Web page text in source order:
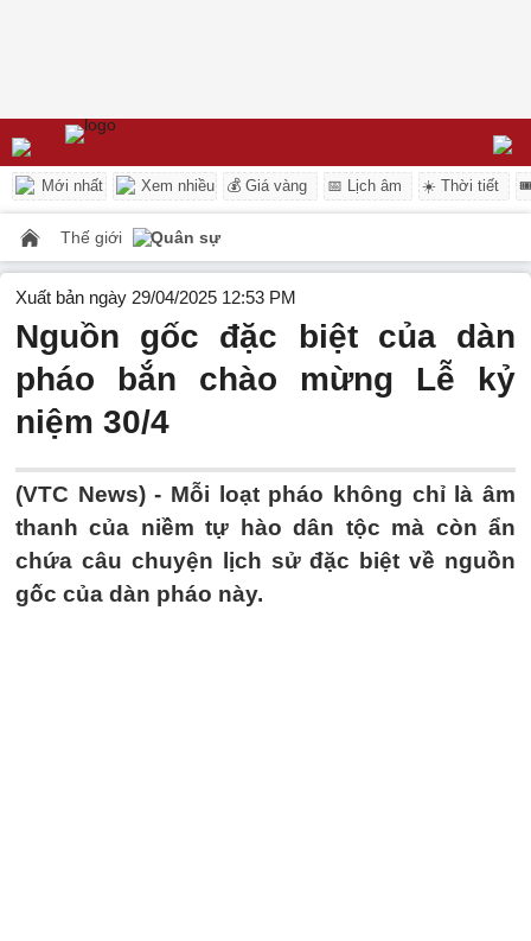
Mới nhất Xem nhiều 💰 Giá vàng 📅 Lịch âm ☀️ Thời tiết
Thế giới Quân sự
Xuất bản ngày 29/04/2025 12:53 PM
Nguồn gốc đặc biệt của dàn
pháo bắn chào mừng Lễ kỷ
niệm 30/4
(VTC News) - Mỗi loạt pháo không chỉ là âm
thanh của niềm tự hào dân tộc mà còn ẩn
chứa câu chuyện lịch sử đặc biệt về nguồn
gốc của dàn pháo này.